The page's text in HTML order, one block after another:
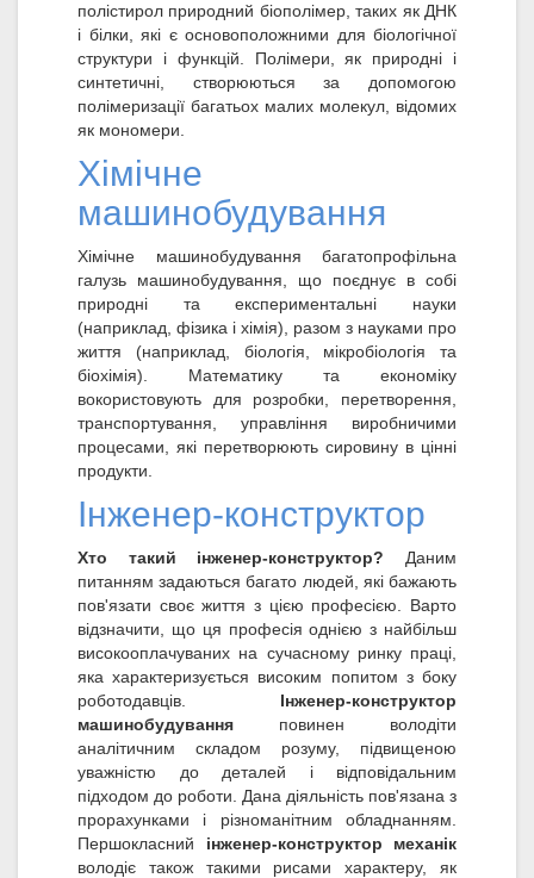
полістирол природний біополімер, таких як ДНК
і білки, які є основоположними для біологічної
структури і функцій. Полімери, як природні і
синтетичні, створюються за допомогою
полімеризації багатьох малих молекул, відомих
як мономери.
Хімічне
машинобудування
Хімічне машинобудування багатопрофільна
галузь машинобудування, що поєднує в собі
природні та експериментальні науки
(наприклад, фізика і хімія), разом з науками про
життя (наприклад, біологія, мікробіологія та
біохімія). Математику та економіку
вокористовують для розробки, перетворення,
транспортування, управління виробничими
процесами, які перетворюють сировину в цінні
продукти.
Інженер-конструктор
Хто такий інженер-конструктор? Даним
питанням задаються багато людей, які бажають
пов'язати своє життя з цією професією. Варто
відзначити, що ця професія однією з найбільш
високооплачуваних на сучасному ринку праці,
яка характеризується високим попитом з боку
роботодавців. Інженер-конструктор
машинобудування повинен володіти
аналітичним складом розуму, підвищеною
уважністю до деталей і відповідальним
підходом до роботи. Дана діяльність пов'язана з
прорахунками і різноманітним обладнанням.
Першокласний інженер-конструктор механік
володіє також такими рисами характеру, як